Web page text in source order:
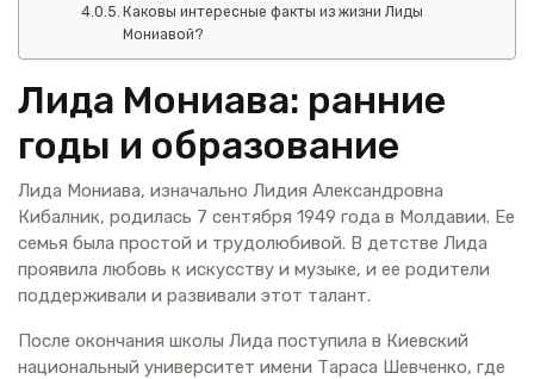
Каковы интересные факты из жизни Лиды
Мониавой?
Лида Мониава: ранние
годы и образование
Лида Мониава, изначально Лидия Александровна
Кибалник, родилась 7 сентября 1949 года в Молдавии. Ее
семья была простой и трудолюбивой. В детстве Лида
проявила любовь к искусству и музыке, и ее родители
поддерживали и развивали этот талант.
После окончания школы Лида поступила в Киевский
национальный университет имени Тараса Шевченко, где